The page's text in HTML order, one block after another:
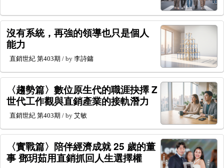
沒有系統，再強的領導也只是個人
能力
直銷世紀 第403期 / by 李詩鏞
〈趨勢篇〉數位原生代的職涯抉擇 Z
世代工作觀與直銷產業的接軌潛力
直銷世紀 第403期 / by 艾敏
〈實戰篇〉陪伴經濟成就 25 歲的董
事 鄧玥茹用直銷抓回人生選擇權